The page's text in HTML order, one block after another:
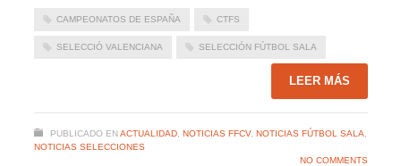
CAMPEONATOS DE ESPAÑA CTFS
SELECCIÓ VALENCIANA SELECCIÓN FÚTBOL SALA
LEER MÁS
PUBLICADO EN ACTUALIDAD, NOTICIAS FFCV, NOTICIAS FÚTBOL SALA,
NOTICIAS SELECCIONES
NO COMMENTS